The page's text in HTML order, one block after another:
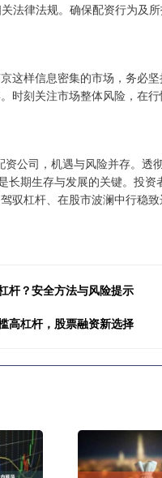
法律法规。确保配资行为及
这样信息密集的市场，务必
时刻关注市场整体风险，在
公司，机遇与风险并存。
长期生存与发展的关键。投
驭杠杆、在股市波澜中行稳
杆？安全方法与风险提示
高杠杆，股票融资新选择